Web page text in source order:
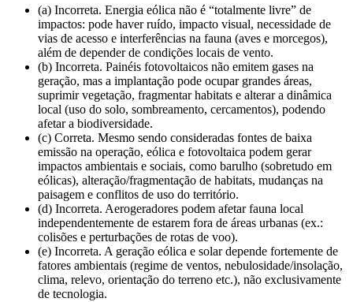
(a) Incorreta. Energia eólica não é “totalmente livre” de
impactos: pode haver ruído, impacto visual, necessidade de
vias de acesso e interferências na fauna (aves e morcegos),
além de depender de condições locais de vento.
(b) Incorreta. Painéis fotovoltaicos não emitem gases na
geração, mas a implantação pode ocupar grandes áreas,
suprimir vegetação, fragmentar habitats e alterar a dinâmica
local (uso do solo, sombreamento, cercamentos), podendo
afetar a biodiversidade.
(c) Correta. Mesmo sendo consideradas fontes de baixa
emissão na operação, eólica e fotovoltaica podem gerar
impactos ambientais e sociais, como barulho (sobretudo em
eólicas), alteração/fragmentação de habitats, mudanças na
paisagem e conflitos de uso do território.
(d) Incorreta. Aerogeradores podem afetar fauna local
independentemente de estarem fora de áreas urbanas (ex.:
colisões e perturbações de rotas de voo).
(e) Incorreta. A geração eólica e solar depende fortemente de
fatores ambientais (regime de ventos, nebulosidade/insolação,
clima, relevo, orientação do terreno etc.), não exclusivamente
de tecnologia.